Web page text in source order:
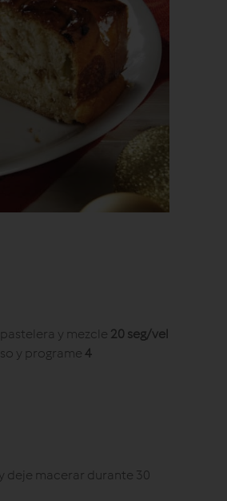
y mezcle 20 seg/vel
y programe 4
deje macerar durante 30